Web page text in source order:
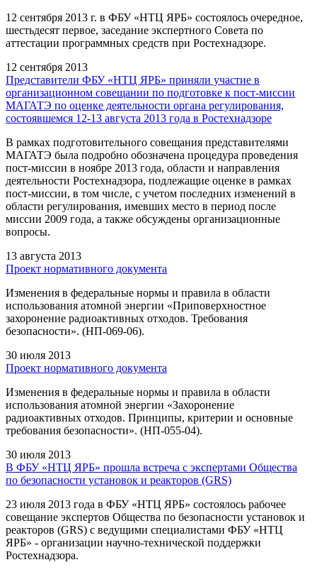
12 сентября 2013 г. в ФБУ «НТЦ ЯРБ» состоялось очередное,
шестьдесят первое, заседание экспертного Совета по
аттестации программных средств при Ростехнадзоре.
12 сентября 2013
Представители ФБУ «НТЦ ЯРБ» приняли участие в
организационном совещании по подготовке к пост-миссии
МАГАТЭ по оценке деятельности органа регулирования,
состоявшемся 12-13 августа 2013 года в Ростехнадзоре
В рамках подготовительного совещания представителями
МАГАТЭ была подробно обозначена процедура проведения
пост-миссии в ноябре 2013 года, области и направления
деятельности Ростехнадзора, подлежащие оценке в рамках
пост-миссии, в том числе, с учетом последних изменений в
области регулирования, имевших место в период после
миссии 2009 года, а также обсуждены организационные
вопросы.
13 августа 2013
Проект нормативного документа
Изменения в федеральные нормы и правила в области
использования атомной энергии «Приповерхностное
захоронение радиоактивных отходов. Требования
безопасности». (НП-069-06).
30 июля 2013
Проект нормативного документа
Изменения в федеральные нормы и правила в области
использования атомной энергии «Захоронение
радиоактивных отходов. Принципы, критерии и основные
требования безопасности». (НП-055-04).
30 июля 2013
В ФБУ «НТЦ ЯРБ» прошла встреча с экспертами Общества
по безопасности установок и реакторов (GRS)
23 июля 2013 года в ФБУ «НТЦ ЯРБ» состоялось рабочее
совещание экспертов Общества по безопасности установок и
реакторов (GRS) с ведущими специалистами ФБУ «НТЦ
ЯРБ» - организации научно-технической поддержки
Ростехнадзора.